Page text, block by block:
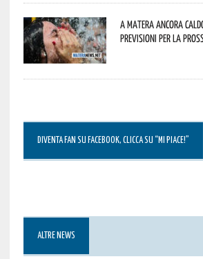
A Matera ancora
previsioni per la
DIVENTA FAN SU FACEBOOK, CLICCA SU “MI PIACE!”
ALTRE NEWS